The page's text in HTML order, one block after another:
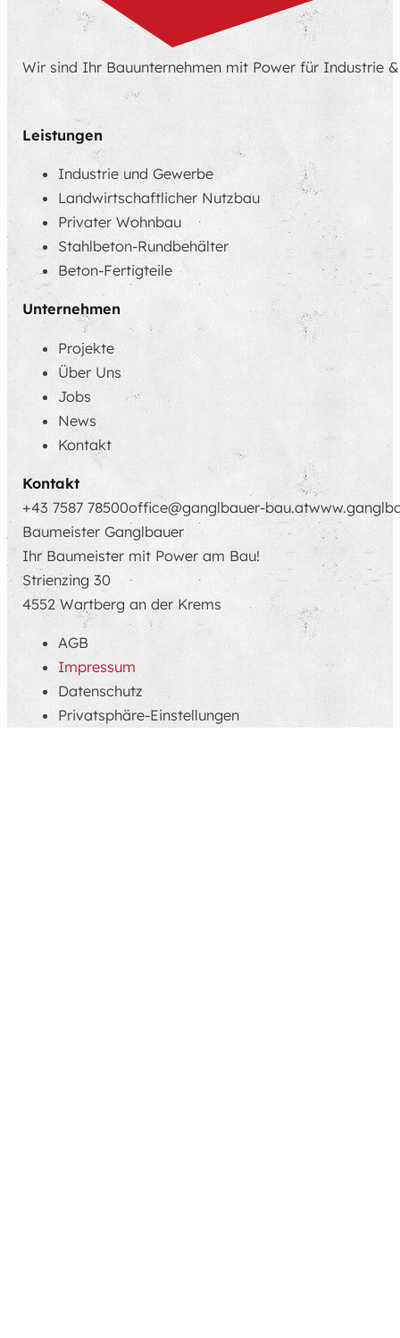
Wir sind Ihr Bauunternehmen mit Power für Industrie
Leistungen
Industrie und Gewerbe
Landwirt­schaftlicher Nutzbau
Privater Wohnbau
Stahlbeton-Rundbehälter
Beton-Fertigteile
Unternehmen
Projekte
Über Uns
Jobs
News
Kontakt
Kontakt
+43 7587 78500office@ganglbauer-bau.at
Baumeister Ganglbauer
Ihr Baumeister mit Power am Bau!
Strienzing 30
4552 Wartberg an der Krems
AGB
Impressum
Datenschutz
Privatsphäre-Einstellungen